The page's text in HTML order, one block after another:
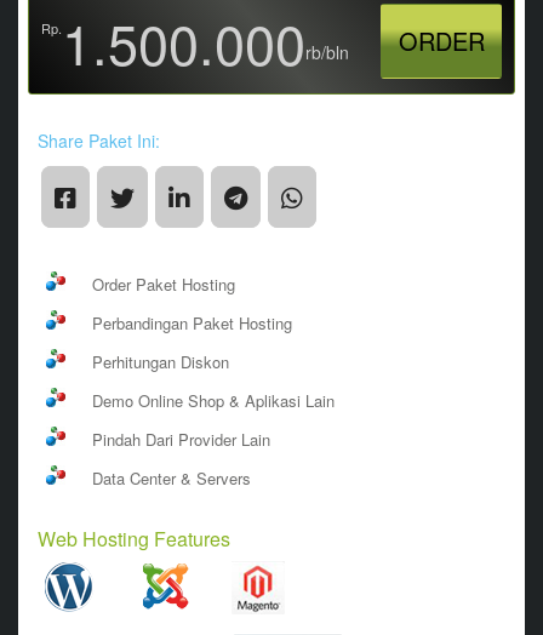
Rp. 1.500.000rb/bln ORDER
Share Paket Ini:
Order Paket Hosting
Perbandingan Paket Hosting
Perhitungan Diskon
Demo Online Shop & Aplikasi Lain
Pindah Dari Provider Lain
Data Center & Servers
Web Hosting Features